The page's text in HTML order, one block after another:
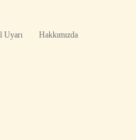
Uyarı Hakkımızda